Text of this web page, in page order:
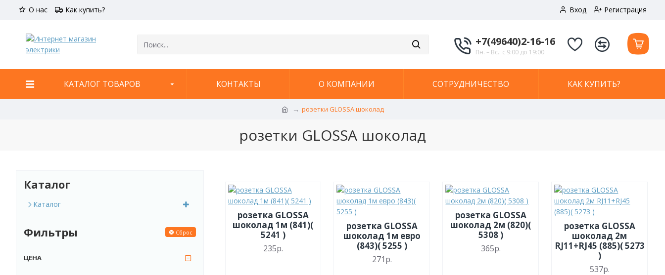
О нас Как купить? Вход Регистрация
+7(49640)2-16-16
Пн. – Вс.: с 9:00 до 19:00
КАТАЛОГ ТОВАРОВ КОНТАКТЫ О КОМПАНИИ СОТРУДНИЧЕСТВО КАК КУПИТЬ?
розетки GLOSSA шоколад
розетки GLOSSA шоколад
Каталог
Каталог
Фильтры Сброс
ЦЕНА
розетка GLOSSA
шоколад 1м (841)(
5241 )
235р.
розетка GLOSSA
шоколад 1м евро
(843)( 5255 )
271р.
розетка GLOSSA
шоколад 2м (820)(
5308 )
365р.
розетка GLOSSA
шоколад 2м
RJ11+RJ45 (885)( 5273
)
537р.